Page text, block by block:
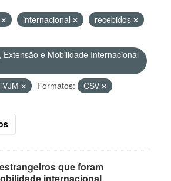
internacional
recebidos
Extensão e Mobilidade Internacional
Formatos:
CSV
que foram